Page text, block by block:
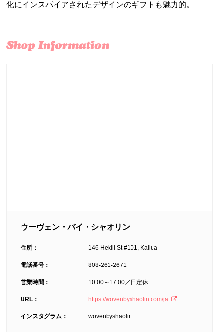
化にインスパイアされたデザインのギフトも魅力的。
ウーヴェン・バイ・シャオリン
住所： 146 Hekili St #101, Kailua
電話番号： 808-261-2671
営業時間： 10:00～17:00／日定休
URL： https://wovenbyshaolin.com/ja
インスタグラム： wovenbyshaolin